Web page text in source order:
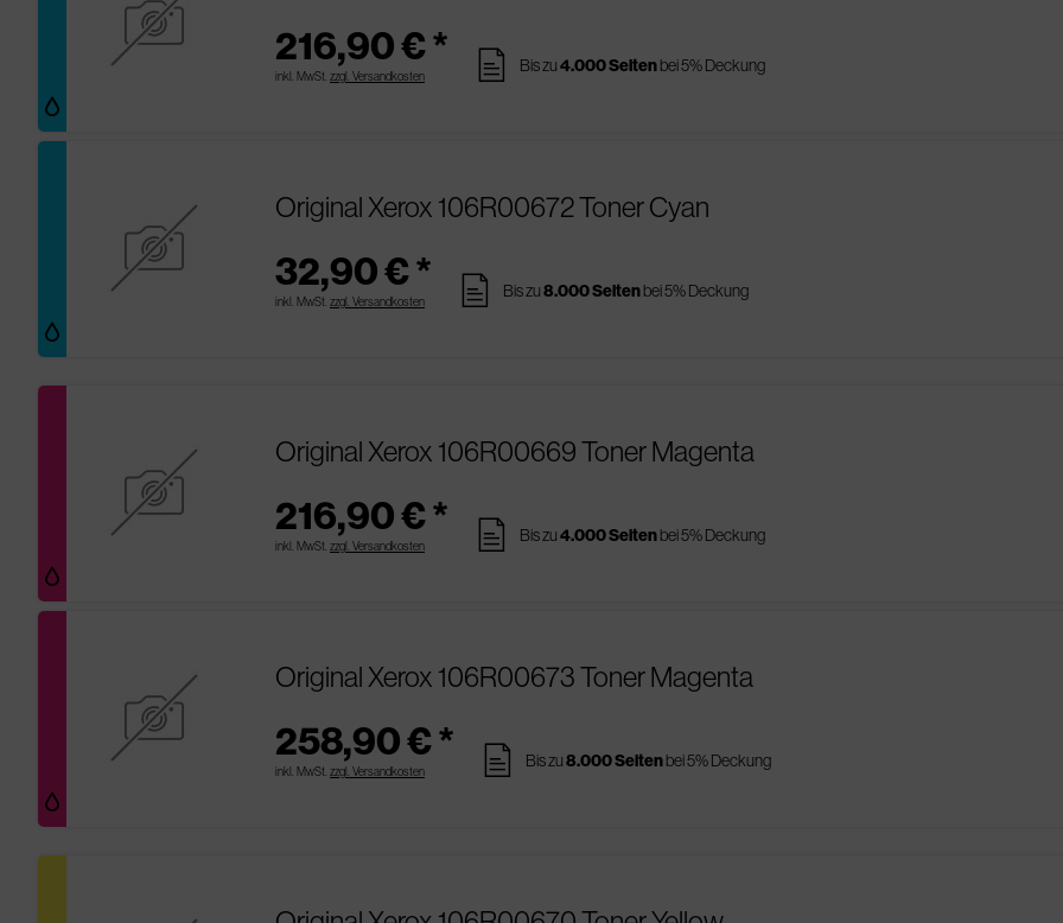
216,90 € *
inkl. MwSt. zzgl. Versandkosten pages Bis zu4.000 Seitenbei 5% Deckung
Original Xerox 106R00672 Toner Cyan
32,90 € *
inkl. MwSt. zzgl. Versandkosten pages Bis zu8.000 Seitenbei 5% Deckung
Original Xerox 106R00669 Toner Magenta
216,90 € *
inkl. MwSt. zzgl. Versandkosten pages Bis zu4.000 Seitenbei 5% Deckung
Original Xerox 106R00673 Toner Magenta
258,90 € *
inkl. MwSt. zzgl. Versandkosten pages Bis zu8.000 Seitenbei 5% Deckung